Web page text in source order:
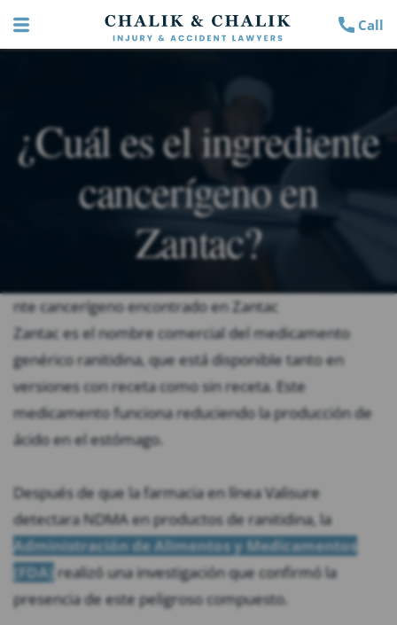
Call
¿Cuál es el ingrediente
cancerígeno en
Zantac?
nte cancerígeno encontrado en Zantac
Zantac es el nombre comercial del medicamento
genérico ranitidina, que está disponible tanto en
versiones con receta como sin receta. Este
medicamento funciona reduciendo la producción de
ácido en el estómago.
Después de que la farmacia en línea Valisure
detectara NDMA en productos de ranitidina, la
Administración de Alimentos y Medicamentos
(FDA) realizó una investigación que confirmó la
presencia de este peligroso compuesto.